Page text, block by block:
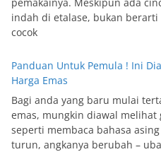
indah di etalase, bukan
cocok
Panduan Untuk Pemula ! Ini
Harga Emas
Bagi anda yang baru mulai
emas, mungkin diawal melihat
seperti membaca bahasa
turun, angkanya berubah –